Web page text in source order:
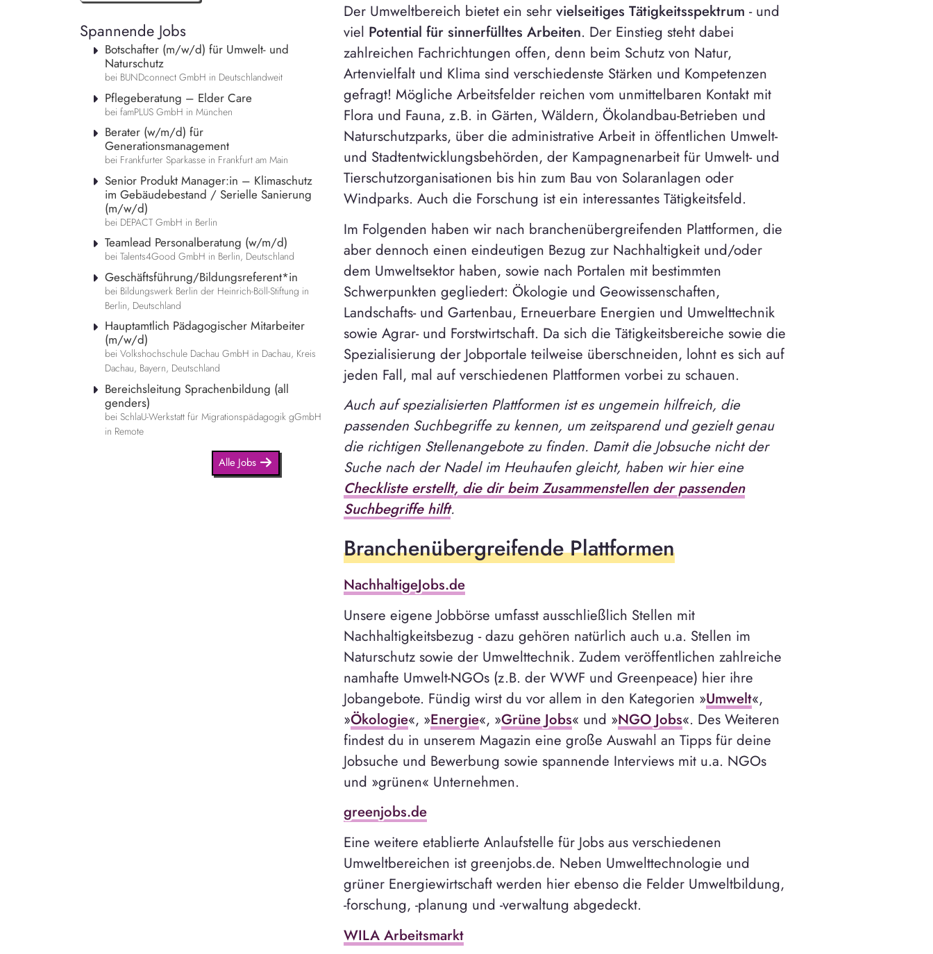
Spannende Jobs
Botschafter (m/w/d) für Umwelt- und
Naturschutz
bei BUNDconnect GmbH in Deutschlandweit
Pflegeberatung – Elder Care
bei famPLUS GmbH in München
Berater (w/m/d) für
Generationsmanagement
bei Frankfurter Sparkasse in Frankfurt am Main
Senior Produkt Manager:in – Klimaschutz
im Gebäudebestand / Serielle Sanierung
(m/w/d)
bei DEPACT GmbH in Berlin
Teamlead Personalberatung (w/m/d)
bei Talents4Good GmbH in Berlin, Deutschland
Geschäftsführung/Bildungsreferent*in
bei Bildungswerk Berlin der Heinrich-Böll-Stiftung in
Berlin, Deutschland
Hauptamtlich Pädagogischer Mitarbeiter
(m/w/d)
bei Volkshochschule Dachau GmbH in Dachau, Kreis
Dachau, Bayern, Deutschland
Bereichsleitung Sprachenbildung (all
genders)
bei SchlaU-Werkstatt für Migrationspädagogik gGmbH
in Remote
Alle Jobs
Der Umweltbereich bietet ein sehr vielseitiges Tätigkeitsspektrum - und
viel Potential für sinnerfülltes Arbeiten. Der Einstieg steht dabei
zahlreichen Fachrichtungen offen, denn beim Schutz von Natur,
Artenvielfalt und Klima sind verschiedenste Stärken und Kompetenzen
gefragt! Mögliche Arbeitsfelder reichen vom unmittelbaren Kontakt mit
Flora und Fauna, z.B. in Gärten, Wäldern, Ökolandbau-Betrieben und
Naturschutzparks, über die administrative Arbeit in öffentlichen Umwelt-
und Stadtentwicklungsbehörden, der Kampagnenarbeit für Umwelt- und
Tierschutzorganisationen bis hin zum Bau von Solaranlagen oder
Windparks. Auch die Forschung ist ein interessantes Tätigkeitsfeld.
Im Folgenden haben wir nach branchenübergreifenden Plattformen, die
aber dennoch einen eindeutigen Bezug zur Nachhaltigkeit und/oder
dem Umweltsektor haben, sowie nach Portalen mit bestimmten
Schwerpunkten gegliedert: Ökologie und Geowissenschaften,
Landschafts- und Gartenbau, Erneuerbare Energien und Umwelttechnik
sowie Agrar- und Forstwirtschaft. Da sich die Tätigkeitsbereiche sowie die
Spezialisierung der Jobportale teilweise überschneiden, lohnt es sich auf
jeden Fall, mal auf verschiedenen Plattformen vorbei zu schauen.
Auch auf spezialisierten Plattformen ist es ungemein hilfreich, die
passenden Suchbegriffe zu kennen, um zeitsparend und gezielt genau
die richtigen Stellenangebote zu finden. Damit die Jobsuche nicht der
Suche nach der Nadel im Heuhaufen gleicht, haben wir hier eine
Checkliste erstellt, die dir beim Zusammenstellen der passenden
Suchbegriffe hilft.
Branchenübergreifende Plattformen
NachhaltigeJobs.de
Unsere eigene Jobbörse umfasst ausschließlich Stellen mit
Nachhaltigkeitsbezug - dazu gehören natürlich auch u.a. Stellen im
Naturschutz sowie der Umwelttechnik. Zudem veröffentlichen zahlreiche
namhafte Umwelt-NGOs (z.B. der WWF und Greenpeace) hier ihre
Jobangebote. Fündig wirst du vor allem in den Kategorien »Umwelt«,
»Ökologie«, »Energie«, »Grüne Jobs« und »NGO Jobs«. Des Weiteren
findest du in unserem Magazin eine große Auswahl an Tipps für deine
Jobsuche und Bewerbung sowie spannende Interviews mit u.a. NGOs
und »grünen« Unternehmen.
greenjobs.de
Eine weitere etablierte Anlaufstelle für Jobs aus verschiedenen
Umweltbereichen ist greenjobs.de. Neben Umwelttechnologie und
grüner Energiewirtschaft werden hier ebenso die Felder Umweltbildung,
-forschung, -planung und -verwaltung abgedeckt.
WILA Arbeitsmarkt